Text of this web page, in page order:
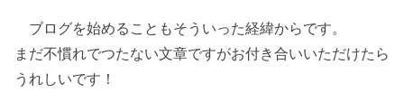
ブログを始めることもそういった経緯からです。
まだ不慣れでつたない文章ですがお付き合いいただけたら
うれしいです！